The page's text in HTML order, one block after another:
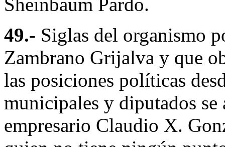
49.- Siglas del organismo
Zambrano Grijalva y que
las posiciones políticas
municipales y diputados
empresario Claudio X.